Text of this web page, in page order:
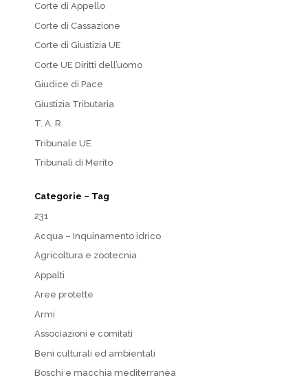
Corte di Appello
Corte di Cassazione
Corte di Giustizia UE
Corte UE Diritti dell’uomo
Giudice di Pace
Giustizia Tributaria
T. A. R.
Tribunale UE
Tribunali di Merito
Categorie – Tag
231
Acqua – Inquinamento idrico
Agricoltura e zootecnia
Appalti
Aree protette
Armi
Associazioni e comitati
Beni culturali ed ambientali
Boschi e macchia mediterranea